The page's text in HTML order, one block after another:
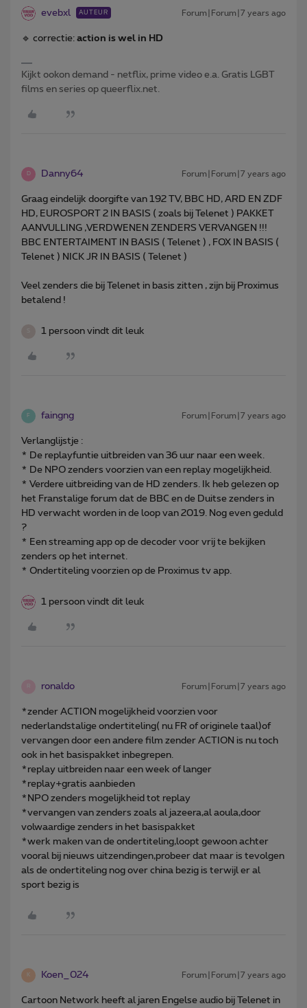
evebxl AUTEUR Forum|Forum|7 years ago
🔹 correctie: action is wel in HD
Kijkt ookon demand - netflix, prime video e.a. Gratis LGBT
films en series op queerflix.net.
D Danny64 Forum|Forum|7 years ago
Graag eindelijk doorgifte van 192 TV, BBC HD, ARD EN ZDF
HD, EUROSPORT 2 IN BASIS ( zoals bij Telenet ) PAKKET
AANVULLING ,VERDWENEN ZENDERS VERVANGEN !!!
BBC ENTERTAIMENT IN BASIS ( Telenet ) , FOX IN BASIS (
Telenet ) NICK JR IN BASIS ( Telenet )
Veel zenders die bij Telenet in basis zitten , zijn bij Proximus
betalend !
1 persoon vindt dit leuk
F faingng Forum|Forum|7 years ago
Verlanglijstje :
* De replayfuntie uitbreiden van 36 uur naar een week.
* De NPO zenders voorzien van een replay mogelijkheid.
* Verdere uitbreiding van de HD zenders. Ik heb gelezen op
het Franstalige forum dat de BBC en de Duitse zenders in
HD verwacht worden in de loop van 2019. Nog even geduld
?
* Een streaming app op de decoder voor vrij te bekijken
zenders op het internet.
* Ondertiteling voorzien op de Proximus tv app.
1 persoon vindt dit leuk
ronaldo Forum|Forum|7 years ago
*zender ACTION mogelijkheid voorzien voor
nederlandstalige ondertiteling( nu FR of originele taal)of
vervangen door een andere film zender ACTION is nu toch
ook in het basispakket inbegrepen.
*replay uitbreiden naar een week of langer
*replay+gratis aanbieden
*NPO zenders mogelijkheid tot replay
*vervangen van zenders zoals al jazeera,al aoula,door
volwaardige zenders in het basispakket
*werk maken van de ondertiteling,loopt gewoon achter
vooral bij nieuws uitzendingen,probeer dat maar is tevolgen
als de ondertiteling nog over china bezig is terwijl er al
sport bezig is
K Koen_024 Forum|Forum|7 years ago
Cartoon Network heeft al jaren Engelse audio bij Telenet in